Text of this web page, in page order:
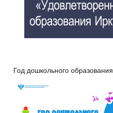
Год дошкольного образования